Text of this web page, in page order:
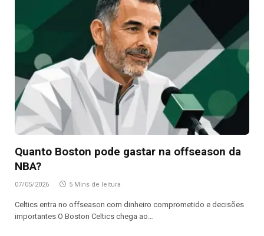
Quanto Boston pode gastar na offseason da
NBA?
07/05/2026 5 Mins de leitura
Celtics entra no offseason com dinheiro comprometido e decisões
importantes O Boston Celtics chega ao…